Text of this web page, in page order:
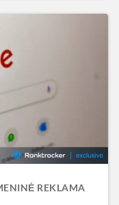
REKLAMA